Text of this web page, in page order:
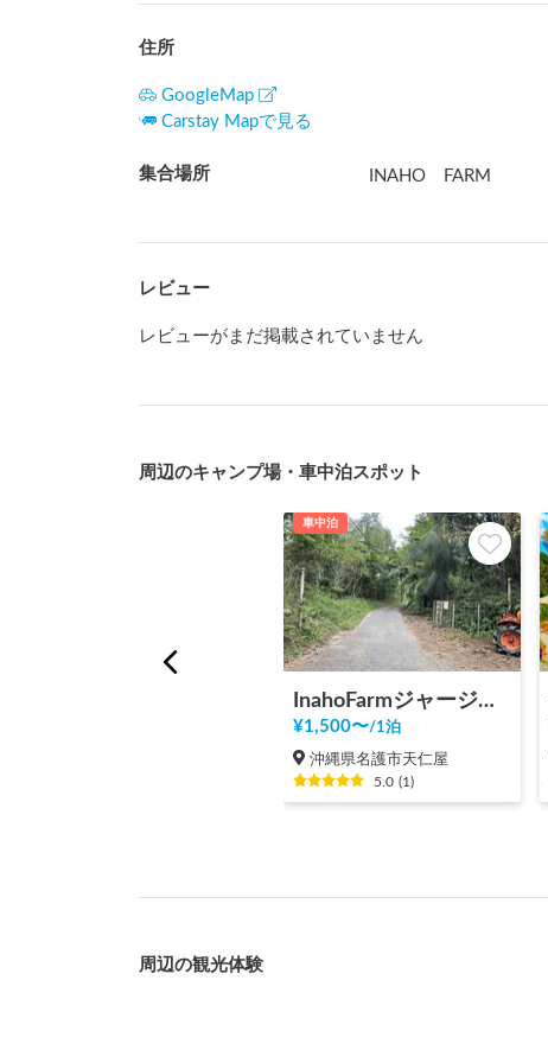
住所
GoogleMap
Carstay Mapで見る
集合場所 INAHO FARM
レビュー
レビューがまだ掲載されていません
周辺のキャンプ場・車中泊スポット
車中泊
InahoFarmジャージー牧場
¥1,500〜/1泊
沖縄県名護市天仁屋
5.0 (1)
周辺の観光体験